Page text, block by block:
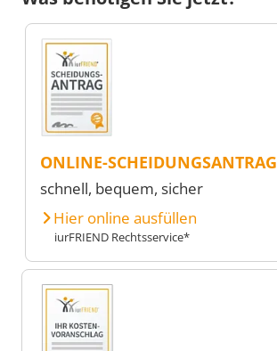
ONLINE-SCHEIDUNGSANTRAG
schnell, bequem, sicher
Hier online ausfüllen
iurFRIEND Rechtsservice*